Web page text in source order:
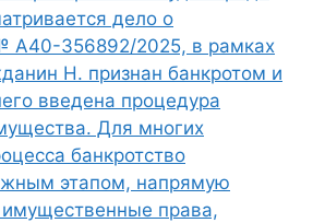
дело о
А40-356892/2025, в рамках
Н. признан банкротом и
введена процедура
Для многих
банкротство
этапом, напрямую
права,